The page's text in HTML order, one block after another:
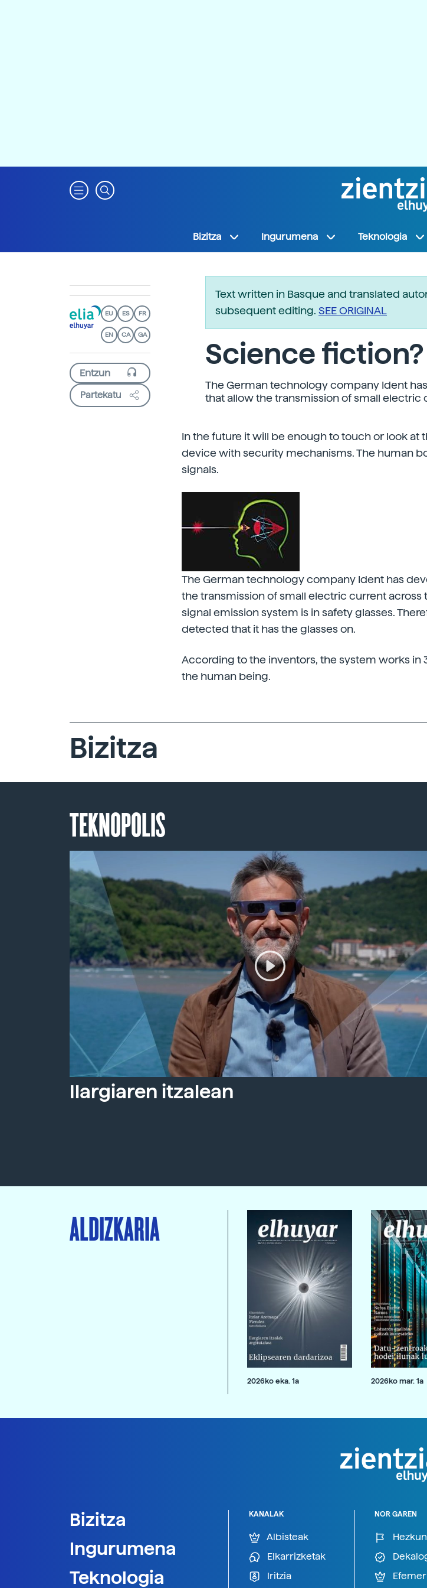
Bizitza Ingurumena Teknologia
EU ES FR
EN CA GA
Partekatu
Text written in Basque and translated
subsequent editing. SEE ORIGINAL
Science
The German technology company Ident
that allow the transmission of small electric
In the future it will be enough to touch or look at
device with security mechanisms. The human
signals.
The German technology company Ident has
the transmission of small electric current across
signal emission system is in safety glasses.
detected that it has the glasses on.
According to the inventors, the system works in
the human being.
Bizitza
TEKNOPOLIS
Ilargiaren itzalean
ALDIZKARIA
2026ko eka. 1a 2026ko mar. 1a
Bizitza
Ingurumena
Teknologia
KANALAK
Albisteak
Elkarrizketak
Iritzia
NOR GAREN